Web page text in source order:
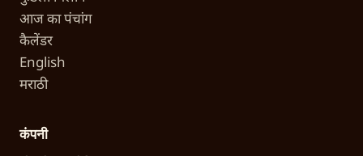
आज का पंचांग
कैलेंडर
English
मराठी
कंपनी